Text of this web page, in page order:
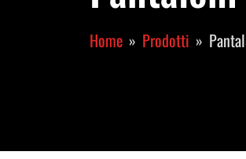
Home Prodotti